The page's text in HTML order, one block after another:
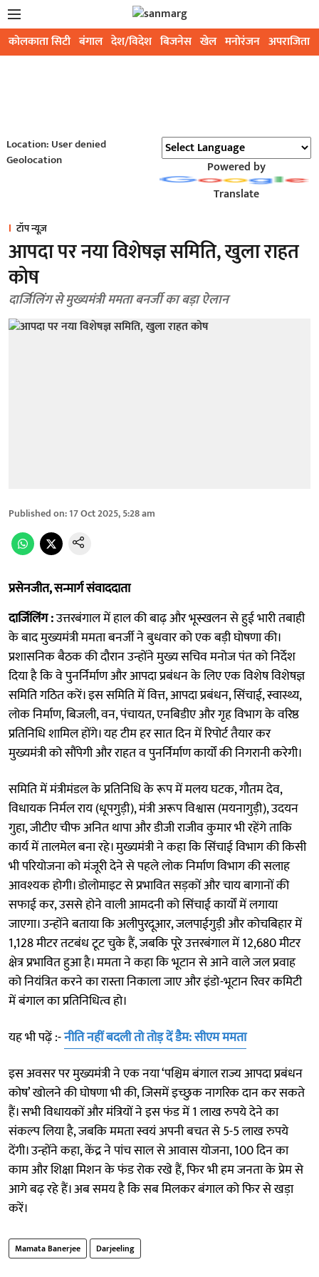
कोलकाता सिटी बंगाल देश/विदेश बिजनेस खेल मनोरंजन अपराजिता
Location: User denied
Geolocation
Powered by
Translate
टॉप न्यूज़
आपदा पर नया विशेषज्ञ समिति, खुला राहत
कोष
दार्जिलिंग से मुख्यमंत्री ममता बनर्जी का बड़ा ऐलान
Published on:17 Oct 2025, 5:28 am
प्रसेनजीत, सन्मार्ग संवाददाता
दार्जिलिंग :उत्तरबंगाल में हाल की बाढ़ और भूस्खलन से हुई भारी तबाही
के बाद मुख्यमंत्री ममता बनर्जी ने बुधवार को एक बड़ी घोषणा की।
प्रशासनिक बैठक की दौरान उन्होंने मुख्य सचिव मनोज पंत को निर्देश
दिया है कि वे पुनर्निर्माण और आपदा प्रबंधन के लिए एक विशेष विशेषज्ञ
समिति गठित करें। इस समिति में वित्त, आपदा प्रबंधन, सिंचाई, स्वास्थ्य,
लोक निर्माण, बिजली, वन, पंचायत, एनबिडीए और गृह विभाग के वरिष्ठ
प्रतिनिधि शामिल होंगे। यह टीम हर सात दिन में रिपोर्ट तैयार कर
मुख्यमंत्री को सौंपेगी और राहत व पुनर्निर्माण कार्यों की निगरानी करेगी।
समिति में मंत्रीमंडल के प्रतिनिधि के रूप में मलय घटक, गौतम देव,
विधायक निर्मल राय (धूपगुड़ी), मंत्री अरूप विश्वास (मयनागुड़ी), उदयन
गुहा, जीटीए चीफ अनित थापा और डीजी राजीव कुमार भी रहेंगे ताकि
कार्य में तालमेल बना रहे। मुख्यमंत्री ने कहा कि सिंचाई विभाग की किसी
भी परियोजना को मंजूरी देने से पहले लोक निर्माण विभाग की सलाह
आवश्यक होगी। डोलोमाइट से प्रभावित सड़कों और चाय बागानों की
सफाई कर, उससे होने वाली आमदनी को सिंचाई कार्यों में लगाया
जाएगा। उन्होंने बताया कि अलीपुरदूआर, जलपाईगुड़ी और कोचबिहार में
1,128 मीटर तटबंध टूट चुके हैं, जबकि पूरे उत्तरबंगाल में 12,680 मीटर
क्षेत्र प्रभावित हुआ है। ममता ने कहा कि भूटान से आने वाले जल प्रवाह
को नियंत्रित करने का रास्ता निकाला जाए और इंडो-भूटान रिवर कमिटी
में बंगाल का प्रतिनिधित्व हो।
यह भी पढ़ें :-नीति नहीं बदली तो तोड़ दें डैम: सीएम ममता
इस अवसर पर मुख्यमंत्री ने एक नया ‘पश्चिम बंगाल राज्य आपदा प्रबंधन
कोष’ खोलने की घोषणा भी की, जिसमें इच्छुक नागरिक दान कर सकते
हैं। सभी विधायकों और मंत्रियों ने इस फंड में 1 लाख रुपये देने का
संकल्प लिया है, जबकि ममता स्वयं अपनी बचत से 5-5 लाख रुपये
देंगी। उन्होंने कहा, केंद्र ने पांच साल से आवास योजना, 100 दिन का
काम और शिक्षा मिशन के फंड रोक रखे हैं, फिर भी हम जनता के प्रेम से
आगे बढ़ रहे हैं। अब समय है कि सब मिलकर बंगाल को फिर से खड़ा
करें।
Mamata Banerjee Darjeeling